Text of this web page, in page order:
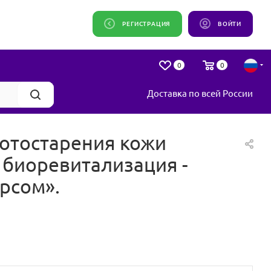
ВОЙТИ
РЕГИСТРАЦИЯ
0 0
Доставка по всей России
кожи
-